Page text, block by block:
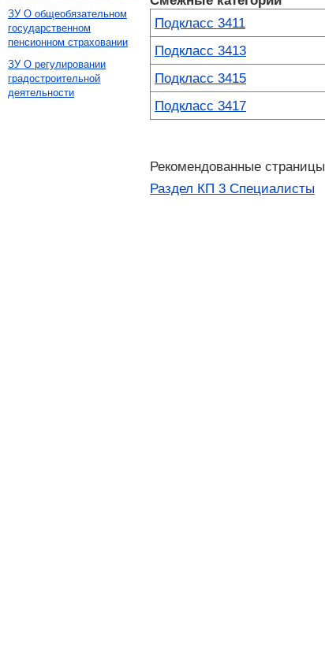
Подкласс 3411
Подкласс 3413
Подкласс 3415
Подкласс 3417
Рекомендованные страницы
Раздел КП 3 Специалисты
ЗУ О общеобязательном
государственном
пенсионном страховании
ЗУ О регулировании
градостроительной
деятельности